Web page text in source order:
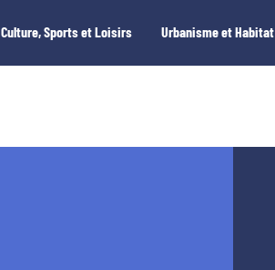
Culture, Sports et Loisirs Urbanisme et Habitat